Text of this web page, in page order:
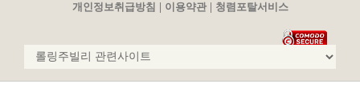
개인정보취급방침 이용약관| 청렴포탈서비스